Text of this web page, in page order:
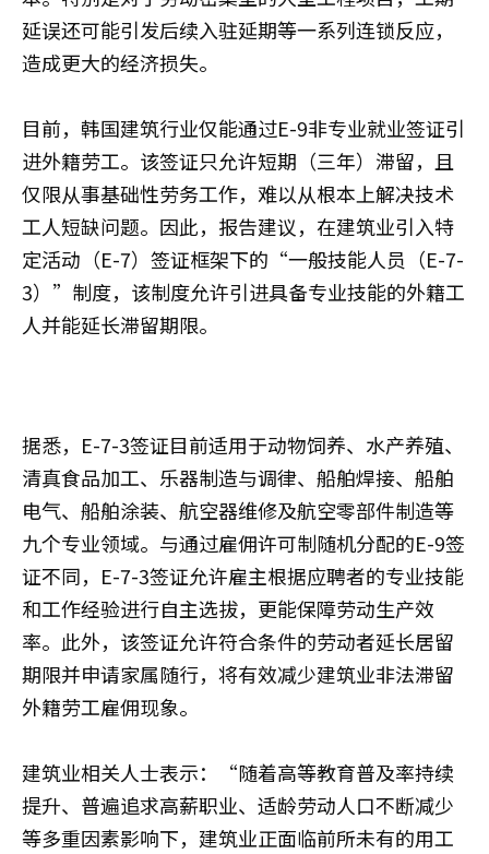
延误还可能引发后续入驻延期等一系列连锁反应，
造成更大的经济损失。
目前，韩国建筑行业仅能通过E-9非专业就业签证引
进外籍劳工。该签证只允许短期（三年）滞留，且
仅限从事基础性劳务工作，难以从根本上解决技术
工人短缺问题。因此，报告建议，在建筑业引入特
定活动（E-7）签证框架下的“一般技能人员（E-7-
3）”制度，该制度允许引进具备专业技能的外籍工
人并能延长滞留期限。
据悉，E-7-3签证目前适用于动物饲养、水产养殖、
清真食品加工、乐器制造与调律、船舶焊接、船舶
电气、船舶涂装、航空器维修及航空零部件制造等
九个专业领域。与通过雇佣许可制随机分配的E-9签
证不同，E-7-3签证允许雇主根据应聘者的专业技能
和工作经验进行自主选拔，更能保障劳动生产效
率。此外，该签证允许符合条件的劳动者延长居留
期限并申请家属随行，将有效减少建筑业非法滞留
外籍劳工雇佣现象。
建筑业相关人士表示：“随着高等教育普及率持续
提升、普遍追求高薪职业、适龄劳动人口不断减少
等多重因素影响下，建筑业正面临前所未有的用工